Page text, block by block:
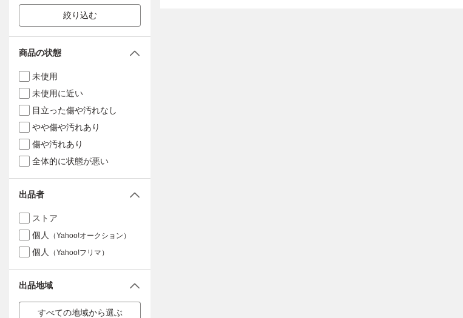
絞り込む
商品の状態
未使用
未使用に近い
目立った傷や汚れなし
やや傷や汚れあり
傷や汚れあり
全体的に状態が悪い
出品者
ストア
個人
（Yahoo!オークション）
個人 （Yahoo!フリマ）
出品地域
すべての地域から選ぶ